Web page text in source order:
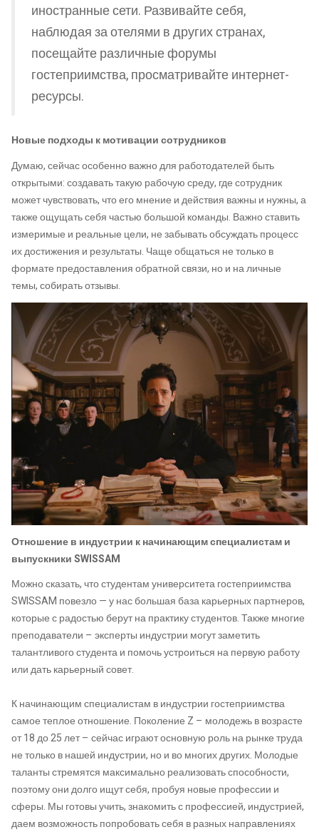
иностранные сети. Развивайте себя,
наблюдая за отелями в других странах,
посещайте различные форумы
гостеприимства, просматривайте интернет-
ресурсы.
Новые подходы к мотивации сотрудников
Думаю, сейчас особенно важно для работодателей быть
открытыми: создавать такую рабочую среду, где сотрудник
может чувствовать, что его мнение и действия важны и нужны, а
также ощущать себя частью большой команды. Важно ставить
измеримые и реальные цели, не забывать обсуждать процесс
их достижения и результаты. Чаще общаться не только в
формате предоставления обратной связи, но и на личные
темы, собирать отзывы.
Отношение в индустрии к начинающим специалистам и
выпускники SWISSAM
Можно сказать, что студентам университета гостеприимства
SWISSAM повезло — у нас большая база карьерных партнеров,
которые с радостью берут на практику студентов. Также многие
преподаватели – эксперты индустрии могут заметить
талантливого студента и помочь устроиться на первую работу
или дать карьерный совет.
К начинающим специалистам в индустрии гостеприимства
самое теплое отношение. Поколение Z – молодежь в возрасте
от 18 до 25 лет – сейчас играют основную роль на рынке труда
не только в нашей индустрии, но и во многих других. Молодые
таланты стремятся максимально реализовать способности,
поэтому они долго ищут себя, пробуя новые профессии и
сферы. Мы готовы учить, знакомить с профессией, индустрией,
даем возможность попробовать себя в разных направлениях